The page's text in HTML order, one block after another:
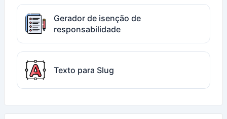
Gerador de isenção de
responsabilidade
Texto para Slug